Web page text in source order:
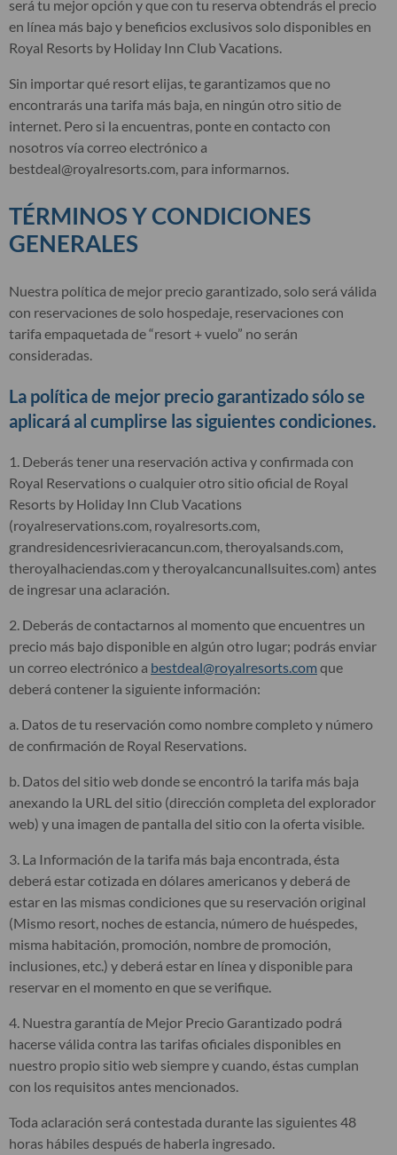
será tu mejor opción y que con tu reserva obtendrás el precio
en línea más bajo y beneficios exclusivos solo disponibles en
Royal Resorts by Holiday Inn Club Vacations.
Sin importar qué resort elijas, te garantizamos que no
encontrarás una tarifa más baja, en ningún otro sitio de
internet. Pero si la encuentras, ponte en contacto con
nosotros vía correo electrónico a
bestdeal@royalresorts.com, para informarnos.
TÉRMINOS Y CONDICIONES
GENERALES
Nuestra política de mejor precio garantizado, solo será válida
con reservaciones de solo hospedaje, reservaciones con
tarifa empaquetada de “resort + vuelo” no serán
consideradas.
La política de mejor precio garantizado sólo se
aplicará al cumplirse las siguientes condiciones.
1. Deberás tener una reservación activa y confirmada con
Royal Reservations o cualquier otro sitio oficial de Royal
Resorts by Holiday Inn Club Vacations
(royalreservations.com, royalresorts.com,
grandresidencesrivieracancun.com, theroyalsands.com,
theroyalhaciendas.com y theroyalcancunallsuites.com) antes
de ingresar una aclaración.
2. Deberás de contactarnos al momento que encuentres un
precio más bajo disponible en algún otro lugar; podrás enviar
un correo electrónico a bestdeal@royalresorts.com que
deberá contener la siguiente información:
a. Datos de tu reservación como nombre completo y número
de confirmación de Royal Reservations.
b. Datos del sitio web donde se encontró la tarifa más baja
anexando la URL del sitio (dirección completa del explorador
web) y una imagen de pantalla del sitio con la oferta visible.
3. La Información de la tarifa más baja encontrada, ésta
deberá estar cotizada en dólares americanos y deberá de
estar en las mismas condiciones que su reservación original
(Mismo resort, noches de estancia, número de huéspedes,
misma habitación, promoción, nombre de promoción,
inclusiones, etc.) y deberá estar en línea y disponible para
reservar en el momento en que se verifique.
4. Nuestra garantía de Mejor Precio Garantizado podrá
hacerse válida contra las tarifas oficiales disponibles en
nuestro propio sitio web siempre y cuando, éstas cumplan
con los requisitos antes mencionados.
Toda aclaración será contestada durante las siguientes 48
horas hábiles después de haberla ingresado.